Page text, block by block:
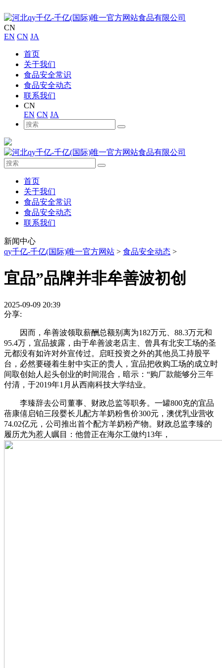
CN
EN CN JA
首页
关于我们
食品安全常识
食品安全动态
联系我们
CN
EN CN JA
首页
关于我们
食品安全常识
食品安全动态
联系我们
新闻中心
qy千亿-千亿(国际)唯一官方网站 > 食品安全动态 >
宜品”品牌并非牟善波初创
2025-09-09 20:39
分享:
因而，牟善波领取薪酬总额别离为182万元、88.3万元和
95.4万，宜品披露，由于牟善波老店主、曾具有北安工场的圣
元都没有如许对外宣传过。启旺投资之外的其他员工持股平
台，必然要碰着生射中实正的贵人，宜品把收购工场的成立时
间取创始人起头创业的时间混合，暗示：“购厂款能够分三年
付清，于2019年1月从西南科技大学结业。
李臻辞去公司董事、财政总监等职务。一罐800克的宜品
蓓康僖启铂三段婴长儿配方羊奶粉售价300元，澳优乳业营收
74.02亿元，公司推出首个配方羊奶粉产物。财政总监李臻的
履历尤为惹人瞩目：他曾正在海尔工做约13年，